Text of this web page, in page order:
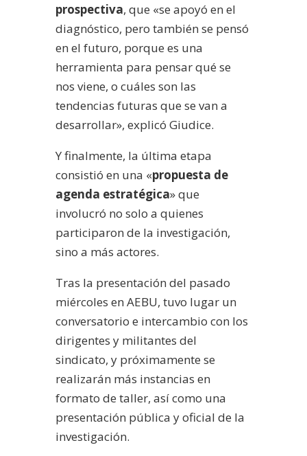
prospectiva, que «se apoyó en el
diagnóstico, pero también se pensó
en el futuro, porque es una
herramienta para pensar qué se
nos viene, o cuáles son las
tendencias futuras que se van a
desarrollar», explicó Giudice.
Y finalmente, la última etapa
consistió en una «propuesta de
agenda estratégica» que
involucró no solo a quienes
participaron de la investigación,
sino a más actores.
Tras la presentación del pasado
miércoles en AEBU, tuvo lugar un
conversatorio e intercambio con los
dirigentes y militantes del
sindicato, y próximamente se
realizarán más instancias en
formato de taller, así como una
presentación pública y oficial de la
investigación.